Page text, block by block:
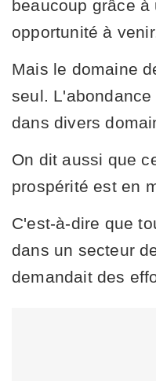
beaucoup grâce à
opportunité à
Mais le domaine
seul.
dans divers
On dit aussi que
prospérité est en
C'est-à-dire que
dans un secteur
demandait des